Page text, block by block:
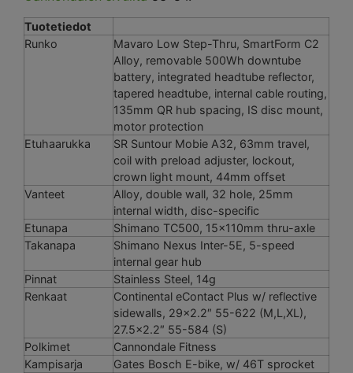
Tuotetiedot
Runko
Mavaro Low Step-Thru, SmartForm C2
Alloy, removable 500Wh downtube
battery, integrated headtube reflector,
tapered headtube, internal cable routing,
135mm QR hub spacing, IS disc mount,
motor protection
Etuhaarukka
SR Suntour Mobie A32, 63mm travel,
coil with preload adjuster, lockout,
crown light mount, 44mm offset
Vanteet
Alloy, double wall, 32 hole, 25mm
internal width, disc-specific
Etunapa
Shimano TC500, 15x110mm thru-axle
Takanapa
Shimano Nexus Inter-5E, 5-speed
internal gear hub
Pinnat
Stainless Steel, 14g
Renkaat
Continental eContact Plus w/ reflective
sidewalls, 29×2.2″ 55-622 (M,L,XL),
27.5×2.2″ 55-584 (S)
Polkimet
Cannondale Fitness
Kampisarja
Gates Bosch E-bike, w/ 46T sprocket